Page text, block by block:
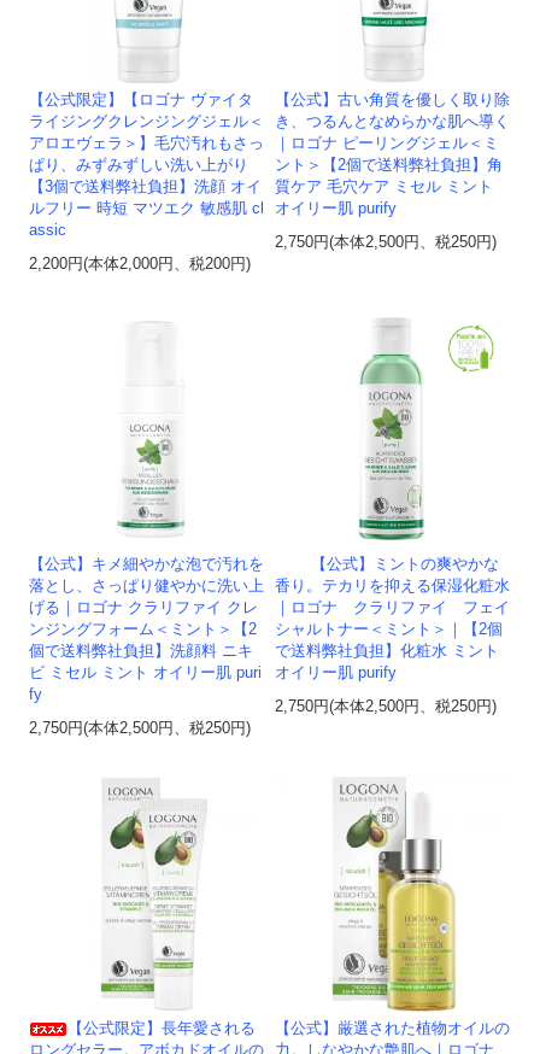
【公式限定】【ロゴナ ヴァイタ
ライジングクレンジングジェル＜
アロエヴェラ＞】毛穴汚れもさっ
ぱり、みずみずしい洗い上がり
【3個で送料弊社負担】洗顔 オイ
ルフリー 時短 マツエク 敏感肌 cl
assic
2,200円(本体2,000円、税200円)
【公式】古い角質を優しく取り除
き、つるんとなめらかな肌へ導く
｜ロゴナ ピーリングジェル＜ミ
ント＞【2個で送料弊社負担】角
質ケア 毛穴ケア ミセル ミント
オイリー肌 purify
2,750円(本体2,500円、税250円)
【公式】キメ細やかな泡で汚れを
落とし、さっぱり健やかに洗い上
げる｜ロゴナ クラリファイ クレ
ンジングフォーム＜ミント＞【2
個で送料弊社負担】洗顔料 ニキ
ビ ミセル ミント オイリー肌 puri
fy
2,750円(本体2,500円、税250円)
【公式】ミントの爽やかな
香り。テカリを抑える保湿化粧水
｜ロゴナ クラリファイ フェイ
シャルトナー＜ミント＞｜【2個
で送料弊社負担】化粧水 ミント
オイリー肌 purify
2,750円(本体2,500円、税250円)
【公式限定】長年愛される
【公式】厳選された植物オイルの